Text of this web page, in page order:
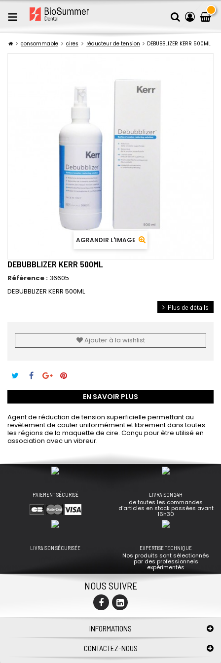
consommable cires réducteur de tension DEBUBBLIZER KERR 500ML
AGRANDIR L'IMAGE
DEBUBBLIZER KERR 500ML
Référence :36605
DEBUBBLIZER KERR 500ML
Plus de détails
Ajouter à la wishlist
EN SAVOIR PLUS
Agent de réduction de tension superficielle permettant au
revêtement de couler uniformément et librement dans toutes
les régions de la maquette de cire. Conçu pour être utilisé en
association avec un vibreur.
PAIEMENT SÉCURISÉ LIVRAISON 24H
de toutes les commandes
d’articles en stock passées avant
16h30
LIVRAISON SÉCURISÉE EXPERTISE TECHNIQUE
Nos produits sont sélectionnés
par des professionnels
expérimentés
NOUS SUIVRE
INFORMATIONS
CONTACTEZ-NOUS